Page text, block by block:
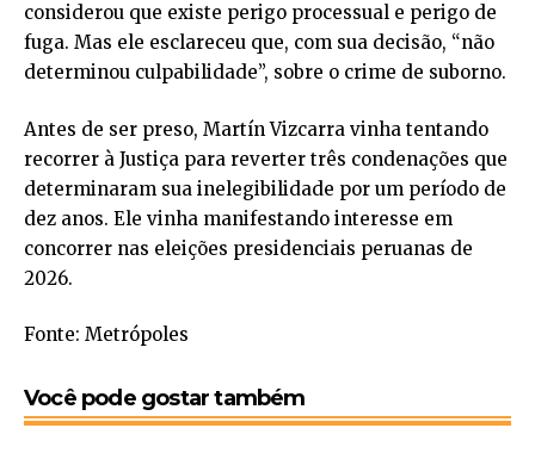
considerou que existe perigo processual e perigo de
fuga. Mas ele esclareceu que, com sua decisão, “não
determinou culpabilidade”, sobre o crime de suborno.
Antes de ser preso, Martín Vizcarra vinha tentando
recorrer à Justiça para reverter três condenações que
determinaram sua inelegibilidade por um período de
dez anos. Ele vinha manifestando interesse em
concorrer nas eleições presidenciais peruanas de
2026.
Fonte: Metrópoles
Você pode gostar também